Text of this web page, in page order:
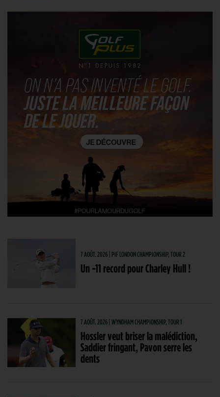
7 AOÛT. 2026 | PIF LONDON CHAMPIONSHIP, TOUR 2
Un -11 record pour Charley Hull !
7 AOÛT. 2026 | WYNDHAM CHAMPIONSHIP, TOUR 1
Hossler veut briser la malédiction,
Saddier fringant, Pavon serre les
dents